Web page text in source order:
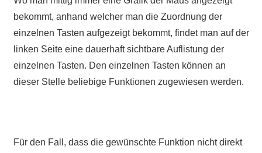
bekommt, anhand welcher man die Zuordnung der
einzelnen Tasten aufgezeigt bekommt, findet man auf der
linken Seite eine dauerhaft sichtbare Auflistung der
einzelnen Tasten. Den einzelnen Tasten können an
dieser Stelle beliebige Funktionen zugewiesen werden.
Für den Fall, dass die gewünschte Funktion nicht direkt